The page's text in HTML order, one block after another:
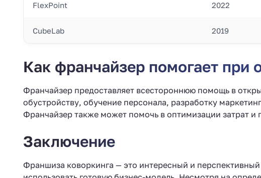
FlexPoint 2022
CubeLab 2019
Как франчайзер помогает при
Франчайзер предоставляет всестороннюю помощь в
обустройству, обучение персонала, разработку
Франчайзер также может помочь в оптимизации затрат
Заключение
Франшиза коворкинга — это интересный и